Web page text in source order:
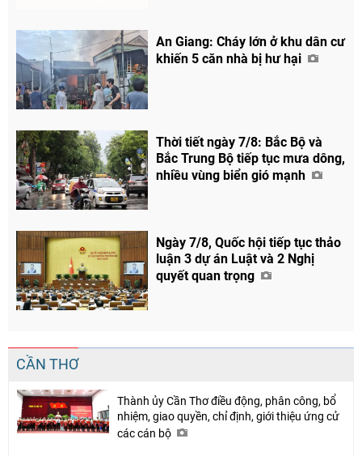
An Giang: Cháy lớn ở khu dân cư
khiến 5 căn nhà bị hư hại
Thời tiết ngày 7/8: Bắc Bộ và
Bắc Trung Bộ tiếp tục mưa dông,
nhiều vùng biển gió mạnh
Ngày 7/8, Quốc hội tiếp tục thảo
luận 3 dự án Luật và 2 Nghị
quyết quan trọng
CẦN THƠ
Thành ủy Cần Thơ điều động, phân công, bổ
nhiệm, giao quyền, chỉ định, giới thiệu ứng cử
các cán bộ